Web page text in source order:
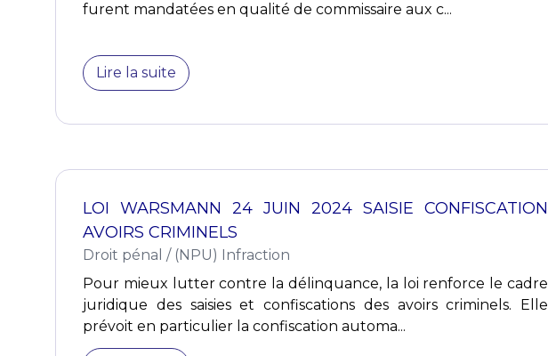
furent mandatées en qualité de commissaire aux c...
Lire la suite
LOI WARSMANN 24 JUIN 2024 SAISIE CONFISCATION
AVOIRS CRIMINELS
Droit pénal / (NPU) Infraction
Pour mieux lutter contre la délinquance, la loi renforce le cadre
juridique des saisies et confiscations des avoirs criminels. Elle
prévoit en particulier la confiscation automa...